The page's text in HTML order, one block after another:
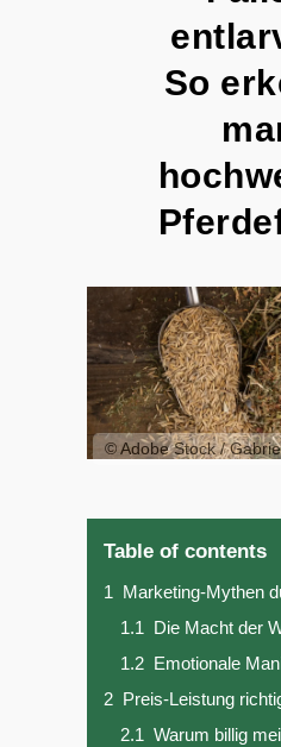
So
© Adobe Stock /
Table of contents
1 Marketing-Mythen
1.1 Die Macht der
1.2 Emotionale
2 Preis-Leistung
2.1 Warum billig